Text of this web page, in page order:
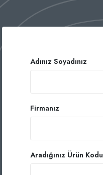
Adınız Soyadınız
Firmanız
Aradığınız Ürün Kodu